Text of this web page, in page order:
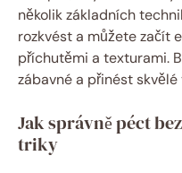
několik základních
rozkvést‌ a můžete začít
příchutěmi a texturami.
zábavné a přinést⁣
Jak ‌správně ‌péct
triky